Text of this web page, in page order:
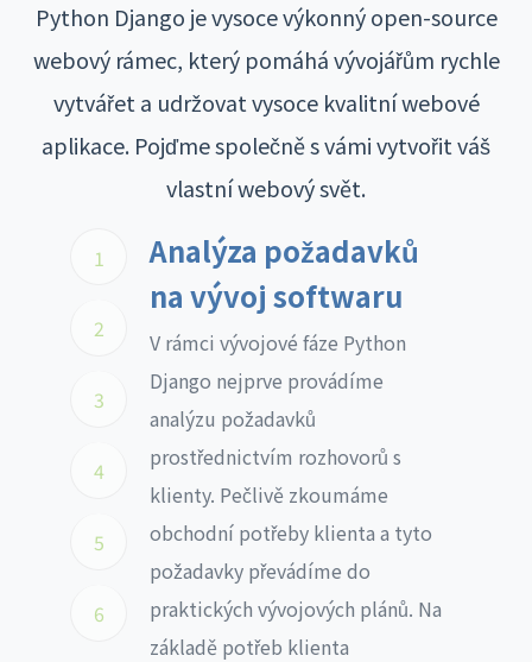
Python Django je vysoce výkonný open-source
webový rámec, který pomáhá vývojářům rychle
vytvářet a udržovat vysoce kvalitní webové
aplikace. Pojďme společně s vámi vytvořit váš
vlastní webový svět.
1
2
3
4
5
6
Analýza požadavků
na vývoj softwaru
V rámci vývojové fáze Python
Django nejprve provádíme
analýzu požadavků
prostřednictvím rozhovorů s
klienty. Pečlivě zkoumáme
obchodní potřeby klienta a tyto
požadavky převádíme do
praktických vývojových plánů. Na
základě potřeb klienta